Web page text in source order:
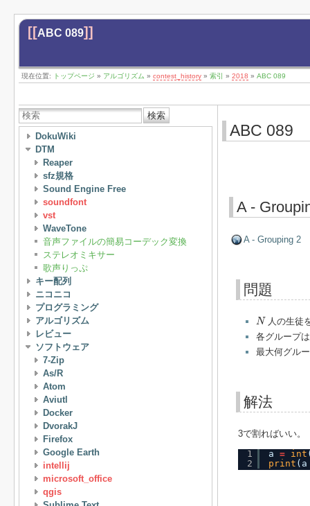
[[ABC 089]]
現在位置: トップページ » アルゴリズム » contest_history » 索引 » 2018 » ABC 089
検索
DokuWiki
DTM
Reaper
sfz規格
Sound Engine Free
soundfont
vst
WaveTone
音声ファイルの簡易コーデック変換
ステレオミキサー
歌声りっぷ
キー配列
ニコニコ
プログラミング
アルゴリズム
レビュー
ソフトウェア
7-Zip
As/R
Atom
Aviutl
Docker
DvorakJ
Firefox
Google Earth
intellij
microsoft_office
qgis
ABC 089
A -
A - Grouping 2
問題
N
N人の生徒
各グループ
最大何グル
解法
3で割ればいい。
1
2
a = int
print